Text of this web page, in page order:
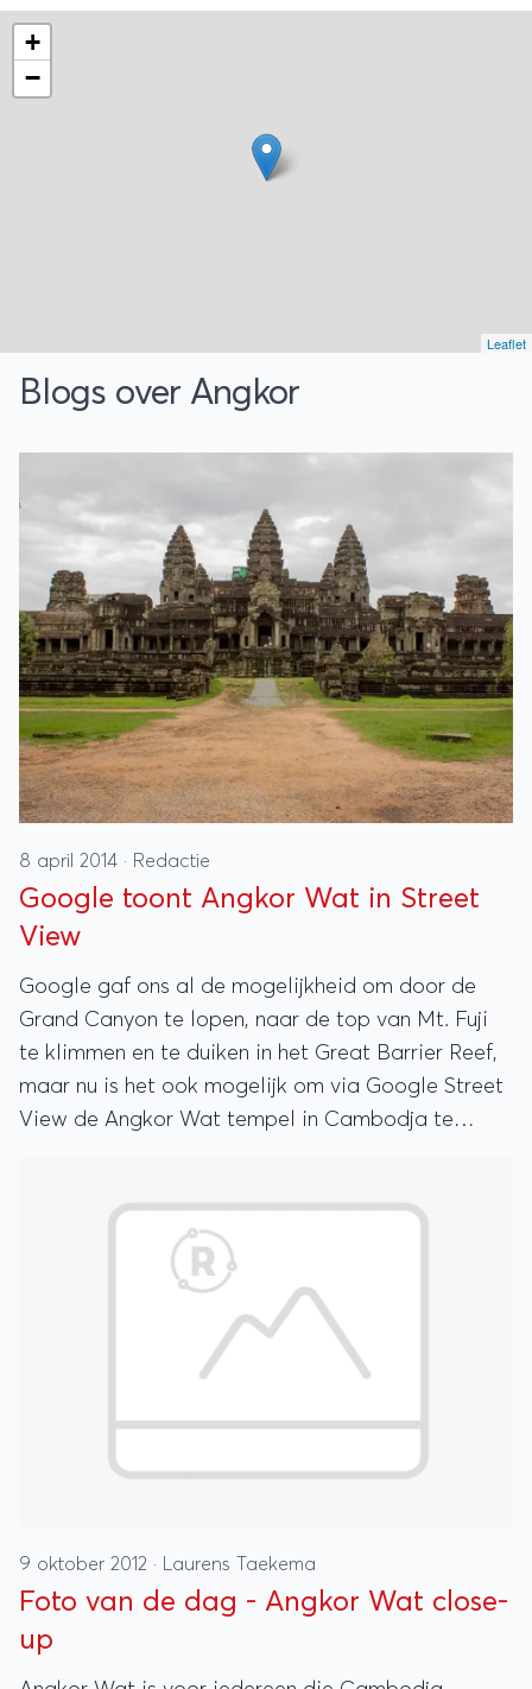
+
−
Leaflet
Blogs over Angkor
8 april 2014 · Redactie
Google toont Angkor Wat in Street
View
Google gaf ons al de mogelijkheid om door de
Grand Canyon te lopen, naar de top van Mt. Fuji
te klimmen en te duiken in het Great Barrier Reef,
maar nu is het ook mogelijk om via Google Street
View de Angkor Wat tempel in Cambodja te
9 oktober 2012 · Laurens Taekema
Foto van de dag - Angkor Wat close-
up